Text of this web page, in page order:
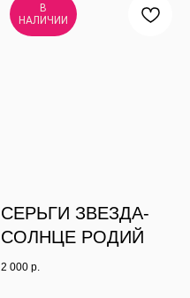
В
НАЛИЧИИ
СЕРЬГИ ЗВЕЗДА-
СОЛНЦЕ РОДИЙ
2 000 р.